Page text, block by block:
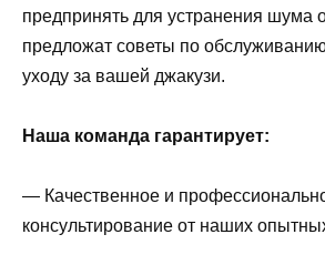
предпринять для устранения шума
предложат советы по
уходу за вашей джакузи.
Наша команда гарантирует:
— Качественное и
консультирование от наших